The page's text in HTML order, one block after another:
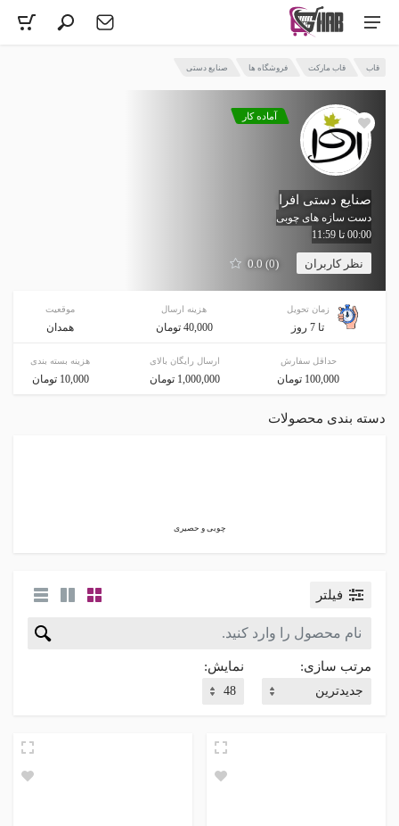
قاب قاب مارکت فروشگاه ها صنایع دستی
آماده کار
صنایع دستی افرا
دست سازه های چوبی
00:00 تا 11:59
نظر کاربران (0) 0.0
زمان تحویل
تا 7 روز
هزینه ارسال
40,000 تومان
موقعیت
همدان
حداقل سفارش
100,000 تومان
ارسال رایگان بالای
1,000,000 تومان
هزینه بسته بندی
10,000 تومان
دسته بندی محصولات
چوبی و حصیری
فیلتر
مرتب سازی: نمایش: